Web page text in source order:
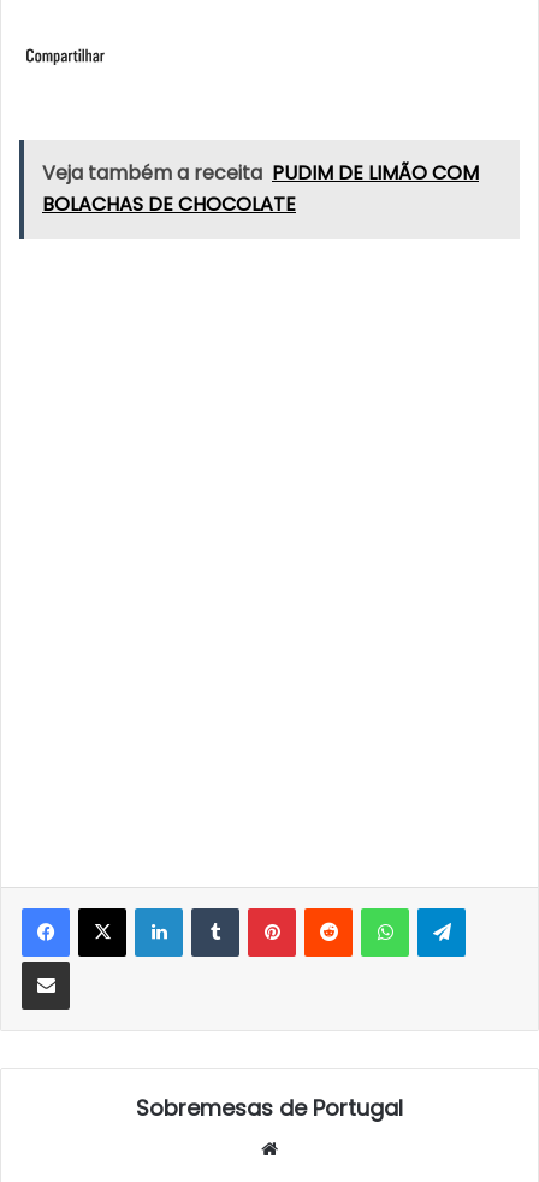
Veja também a receita PUDIM DE LIMÃO COM
BOLACHAS DE CHOCOLATE
LinkedInTumblrPinterestReddit WhatsApp
Partilhar Via Email
Sobremesas de Portugal